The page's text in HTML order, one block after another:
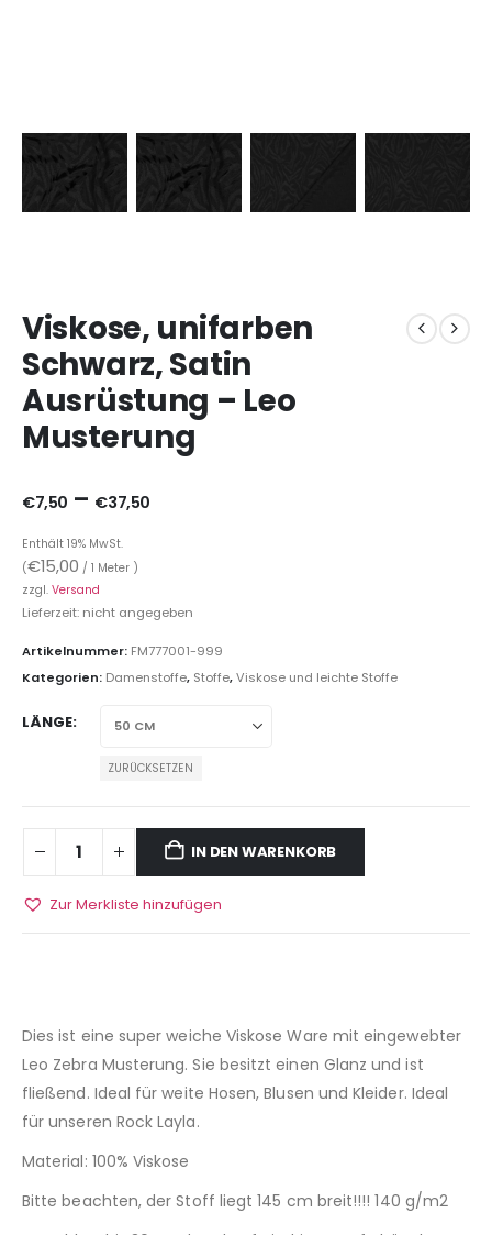
Viskose, unifarben
Schwarz, Satin
Ausrüstung – Leo
Musterung
€7,50 – €37,50
Enthält 19% MwSt.
(€15,00 / 1 Meter )
zzgl. Versand
Lieferzeit: nicht angegeben
Artikelnummer: FM777001-999
Kategorien: Damenstoffe, Stoffe,Viskose und leichte Stoffe
LÄNGE
ZURÜCKSETZEN
IN DEN WARENKORB
Zur Merkliste hinzufügen
Dies ist eine super weiche Viskose Ware mit eingewebter
Leo Zebra Musterung. Sie besitzt einen Glanz und ist
fließend. Ideal für weite Hosen, Blusen und Kleider. Ideal
für unseren Rock Layla.
Material: 100% Viskose
Bitte beachten, der Stoff liegt 145 cm breit!!!! 140 g/m2